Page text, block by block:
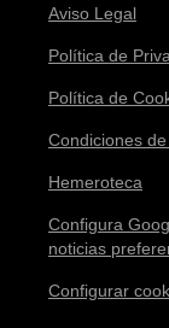
Aviso Legal
Política de
Política de
Condiciones
Hemeroteca
Configura
noticias
Configurar